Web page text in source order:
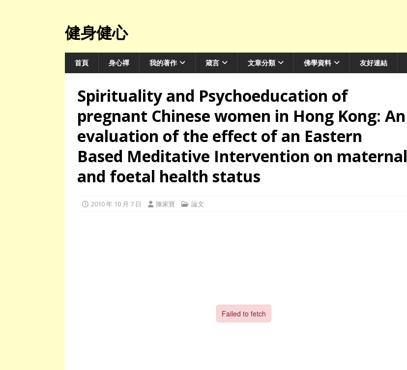
健身健心
首頁 身心禪 我的著作 箴言 文章分類 佛學資料 友好連結
Spirituality and Psychoeducation of
pregnant Chinese women in Hong Kong: An
evaluation of the effect of an Eastern
Based Meditative Intervention on maternal
and foetal health status
2010 年 10 月 7 日 陳家寶 論文